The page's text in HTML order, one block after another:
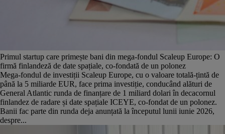
Primul startup care primește bani din mega-fondul Scaleup Europe: O
firmă finlandeză de date spațiale, co-fondată de un polonez
Mega-fondul de investiții Scaleup Europe, cu o valoare totală-țintă de
până la 5 miliarde EUR, face prima investiție, conducând alături de
General Atlantic runda de finanțare de 1 miliard dolari în decacornul
finlandez de radare și date spațiale ICEYE, co-fondat de un polonez.
Banii fac parte din runda deja anunțată la începutul lunii iunie 2026,
despre...